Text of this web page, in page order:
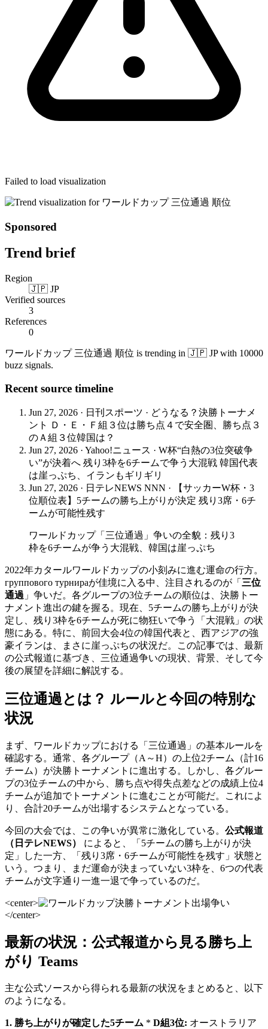
Failed to load visualization
Sponsored
Trend brief
Region
🇯🇵 JP
Verified sources
3
References
0
ワールドカップ 三位通過 順位 is trending in 🇯🇵 JP with 10000
buzz signals.
Recent source timeline
Jun 27, 2026 · 日刊スポーツ · どうなる？決勝トーナメ
ント Ｄ・Ｅ・Ｆ組３位は勝ち点４で安全圏、勝ち点３
のＡ組３位韓国は？
Jun 27, 2026 · Yahoo!ニュース · W杯“白熱の3位突破争
い”が決着へ 残り3枠を6チームで争う大混戦 韓国代表
は崖っぷち、イランもギリギリ
Jun 27, 2026 · 日テレNEWS NNN ·
【サッカーW杯・3
位順位表】5チームの勝ち上がりが決定 残り3席・6チ
ームが可能性残す
ワールドカップ「三位通過」争いの全貌：残り3
枠を6チームが争う大混戦、韓国は崖っぷち
2022年カタールワールドカップの小刻みに進む運命の行方。
группового турнираが佳境に入る中、注目されるのが「 三位
通過 」争いだ。各グループの3位チームの順位は、決勝トー
ナメント進出の鍵を握る。現在、5チームの勝ち上がりが決
定し、残り3枠を6チームが死に物狂いで争う「大混戦」の状
態にある。特に、前回大会4位の韓国代表と、西アジアの強
豪イランは、まさに崖っぷちの状況だ。この記事では、最新
の公式報道に基づき、三位通過争いの現状、背景、そして今
後の展望を詳細に解説する。
三位通過とは？ ルールと今回の特別な
状況
まず、ワールドカップにおける「三位通過」の基本ルールを
確認する。通常、各グループ（A～H）の上位2チーム（計16
チーム）が決勝トーナメントに進出する。しかし、各グルー
プの3位チームの中から、勝ち点や得失点差などの成績上位4
チームが追加でトーナメントに進むことが可能だ。これによ
り、合計20チームが出場するシステムとなっている。
今回の大会では、この争いが異常に激化している。 公式報道
（日テレNEWS）
によると、「5チームの勝ち上がりが決
定」した一方、「残り3席・6チームが可能性を残す」状態と
いう。つまり、まだ運命が決まっていない3枠を、6つの代表
チームが文字通り一進一退で争っているのだ。
<center>
</center>
最新の状況：公式報道から見る勝ち上
がり Teams
主な公式ソースから得られる最新の状況をまとめると、以下
のようになる。
1. 勝ち上がりが確定した5チーム * D組3位: オーストラリア